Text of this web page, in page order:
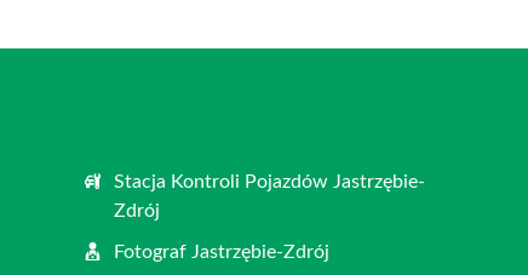
Stacja Kontroli Pojazdów Jastrzębie-
Zdrój
Fotograf Jastrzębie-Zdrój